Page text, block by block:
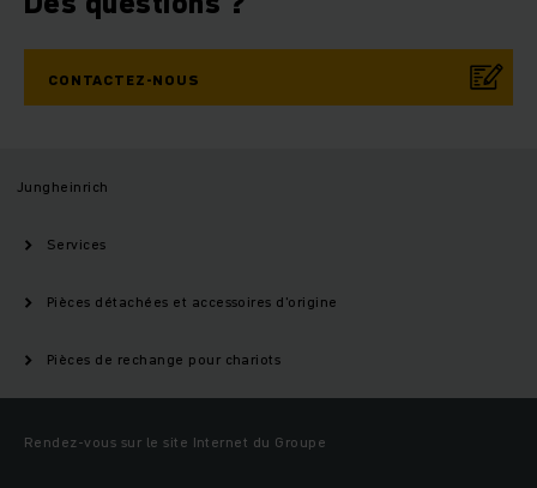
CONTACTEZ-NOUS
Jungheinrich
Services
Pièces détachées et accessoires d'origine
Pièces de rechange pour chariots
Rendez-vous sur le site Internet du Groupe